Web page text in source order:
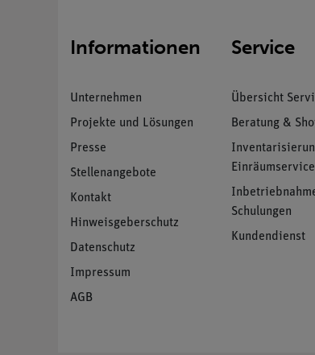
Informationen
Unternehmen
Projekte und Lösungen
Presse
Stellenangebote
Kontakt
Hinweisgeberschutz
Datenschutz
Impressum
AGB
Service
Übersicht
Beratung &
Einräumservice
Schulungen
Kundendienst